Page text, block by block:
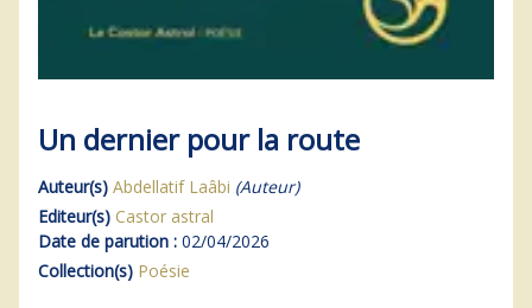
Un dernier pour la route
Auteur(s) Abdellatif Laâbi (Auteur)
Editeur(s) Castor astral
Date de parution : 02/04/2026
Collection(s) Poésie